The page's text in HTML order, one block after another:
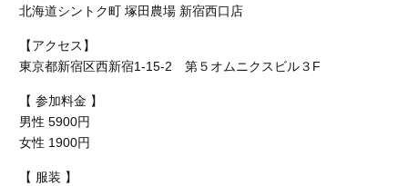
北海道シントク町 塚田農場 新宿西口店
【アクセス】
東京都新宿区西新宿1-15-2 第５オムニクスビル３F
【 参加料金 】
男性 5900円
女性 1900円
【 服装 】